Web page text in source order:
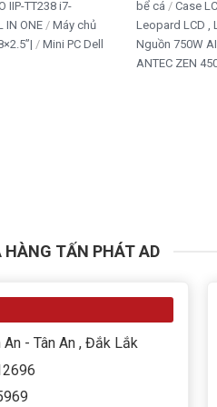
IIP-TT238 i7-
IN ONE
Máy chủ
Mini PC Dell
bể cá
Case
Leopard LCD ,
Nguồn 750W
ANTEC ZEN
TẤN PHÁT AD
An - Tân An , Đắk Lắk